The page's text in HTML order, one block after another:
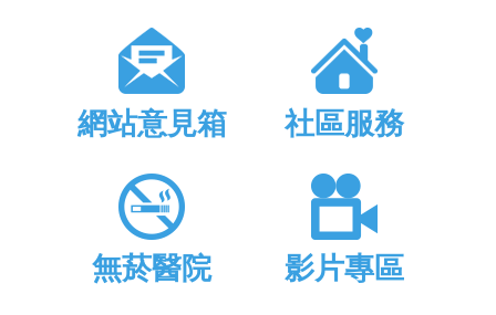
網站意見箱 社區服務
無菸醫院 影片專區